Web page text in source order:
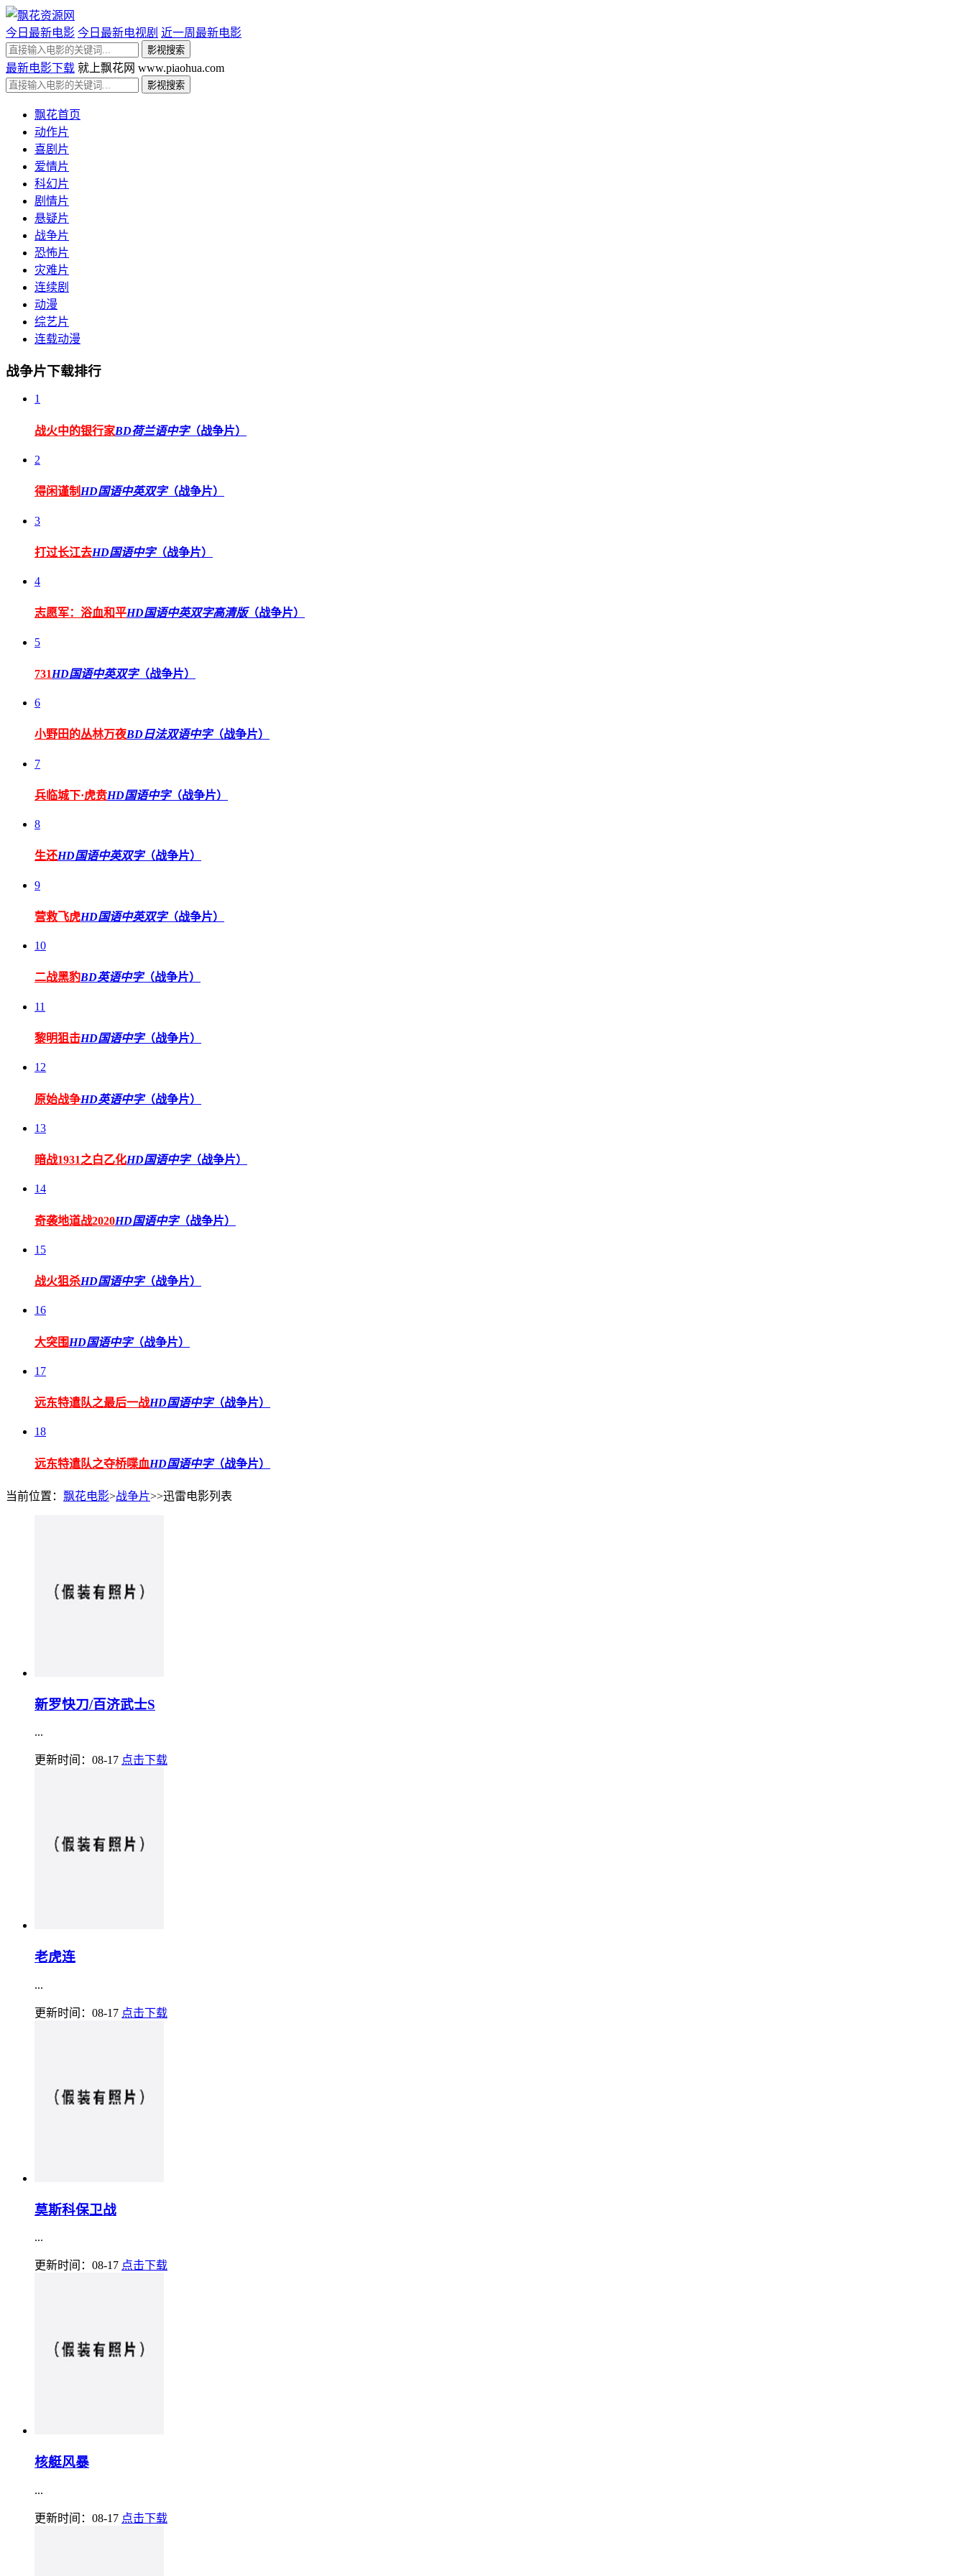
今日最新电影 今日最新电视剧 近一周最新电影
最新电影下载 就上飘花网 www.piaohua.com
飘花首页
动作片
喜剧片
爱情片
科幻片
剧情片
悬疑片
战争片
恐怖片
灾难片
连续剧
动漫
综艺片
连载动漫
战争片下载排行
1
战火中的银行家BD荷兰语中字（战争片）
2
得闲谨制 HD国语中英双字（战争片）
3
打过长江去HD国语中字（战争片）
4
志愿军：浴血和平HD国语中英双字高清版（战争片）
5
731HD国语中英双字（战争片）
6
小野田的丛林万夜BD日法双语中字（战争片）
7
兵临城下·虎贲HD国语中字（战争片）
8
生还HD国语中英双字（战争片）
9
营救飞虎HD国语中英双字（战争片）
10
二战黑豹BD英语中字（战争片）
11
黎明狙击HD国语中字（战争片）
12
原始战争HD英语中字（战争片）
13
暗战1931之白乙化HD国语中字（战争片）
14
奇袭地道战2020HD国语中字（战争片）
15
战火狙杀HD国语中字（战争片）
16
大突围HD国语中字（战争片）
17
远东特遣队之最后一战HD国语中字（战争片）
18
远东特遣队之夺桥喋血HD国语中字（战争片）
当前位置： 飘花电影>战争片>>迅雷电影列表
新罗快刀/百济武士S
...
更新时间：08-17 点击下载
老虎连
...
更新时间：08-17 点击下载
莫斯科保卫战
...
更新时间：08-17 点击下载
核艇风暴
...
更新时间：08-17 点击下载